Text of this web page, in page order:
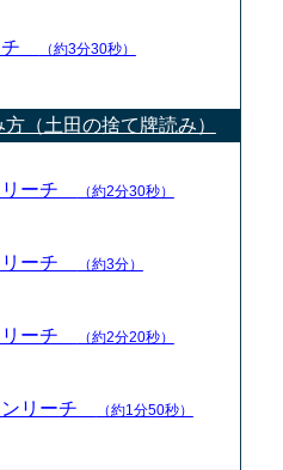
チ （約3分30秒）
（土田の捨て牌読み）
リーチ （約2分30秒）
リーチ （約3分）
リーチ （約2分20秒）
ンリーチ （約1分50秒）